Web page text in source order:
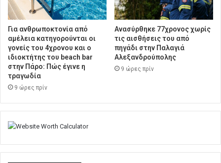
Για ανθρωποκτονία από
αμέλεια κατηγορούνται οι
γονείς του 4χρονου και ο
ιδιοκτήτης του beach bar
στην Πάρο: Πώς έγινε η
τραγωδία
9 ώρες πρίν
Ανασύρθηκε 77χρονος χωρίς
τις αισθήσεις του από
πηγάδι στην Παλαγιά
Αλεξανδρούπολης
9 ώρες πρίν